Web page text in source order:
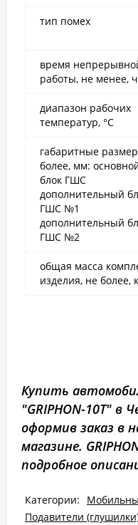
тип помех
время
работы, не менее,
диапазон рабочих
температур, °С
габаритные
более, мм:
блок ГШС
дополнительный
ГШС №1
дополнительный
ГШС №2
общая масса
изделия, не более,
Купить
"GRIPHON-10Т" в
оформив заказ в
магазине.
подробное
Категории:
Подавители